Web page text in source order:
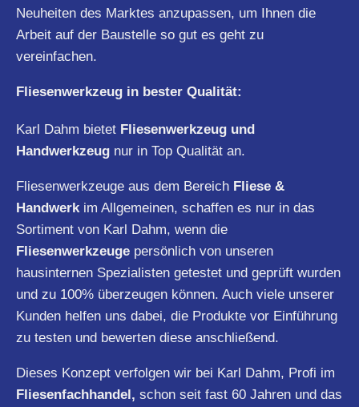
Neuheiten des Marktes anzupassen, um Ihnen die
Arbeit auf der Baustelle so gut es geht zu
vereinfachen.
Fliesenwerkzeug in bester Qualität:
Karl Dahm bietet Fliesenwerkzeug und
Handwerkzeug nur in Top Qualität an.
Fliesenwerkzeuge aus dem Bereich Fliese &
Handwerk im Allgemeinen, schaffen es nur in das
Sortiment von Karl Dahm, wenn die
Fliesenwerkzeuge persönlich von unseren
hausinternen Spezialisten getestet und geprüft wurden
und zu 100% überzeugen können. Auch viele unserer
Kunden helfen uns dabei, die Produkte vor Einführung
zu testen und bewerten diese anschließend.
Dieses Konzept verfolgen wir bei Karl Dahm, Profi im
Fliesenfachhandel, schon seit fast 60 Jahren und das